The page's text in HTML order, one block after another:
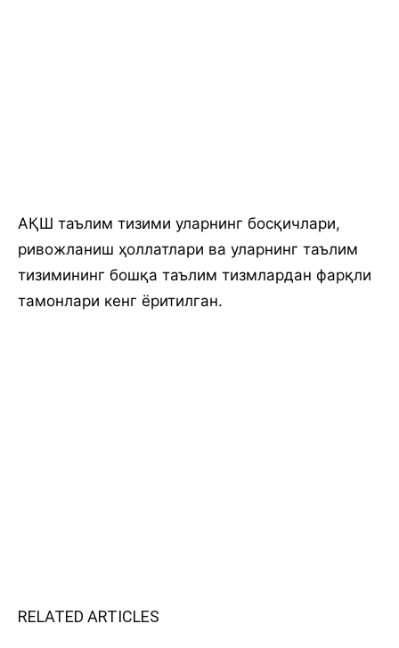
АҚШ таълим тизими уларнинг босқичлари,
ривожланиш ҳоллатлари ва уларнинг таълим
тизимининг бошқа таълим тизмлардан фарқли
тамонлари кенг ёритилган.
RELATED ARTICLES